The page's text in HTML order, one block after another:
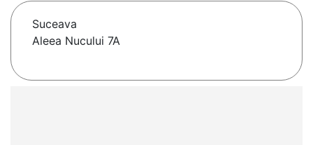
Suceava
Aleea Nucului 7A